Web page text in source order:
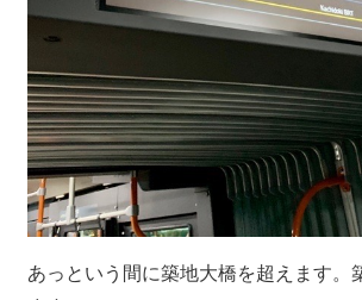
あっという間に築地大橋を超えます。